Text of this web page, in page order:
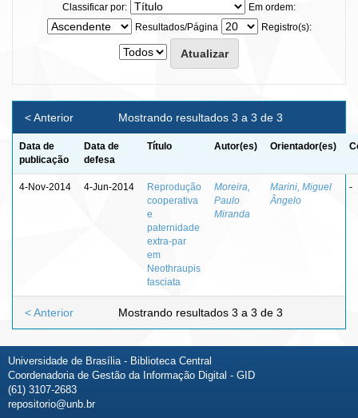
Classificar por:
Em ordem:
Resultados/Página
Registro(s):
Mostrando resultados 3 a 3 de 3
< Anterior
Data de
publicação
Data de
defesa
Título Autor(es) Orientador(es)
4-Nov-2014 4-Jun-2014
Reprodução
cooperativa
e
paternidade
extra-par
em
Neothraupis
fasciata
Moreira,
Paulo
Miranda
Marini, Miguel
Ângelo
-
Mostrando resultados 3 a 3 de 3
< Anterior
Universidade de Brasília - Biblioteca Central
Coordenadoria de Gestão da Informação Digital - GID
(61) 3107-2683
repositorio@unb.br